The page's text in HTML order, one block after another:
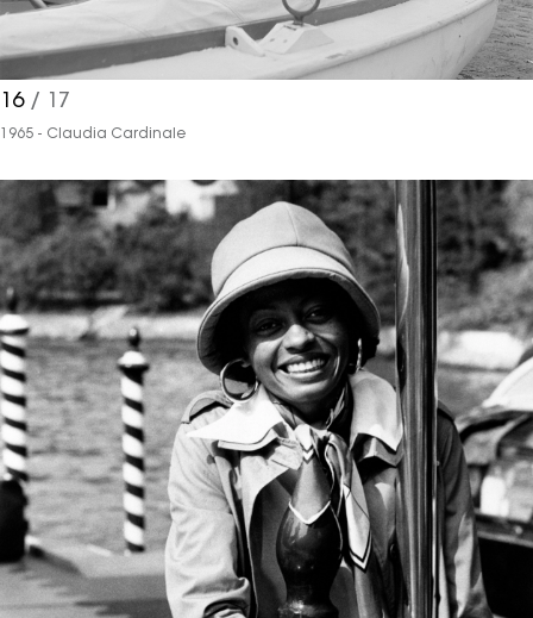
16/ 17
1965 - Claudia Cardinale